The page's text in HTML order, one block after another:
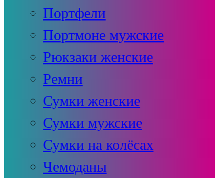
Портфели
Портмоне мужские
Рюкзаки женские
Ремни
Сумки женские
Сумки мужские
Сумки на колёсах
Чемоданы